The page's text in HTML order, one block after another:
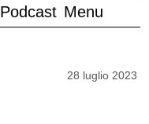
Podcast Menu
28 luglio 2023